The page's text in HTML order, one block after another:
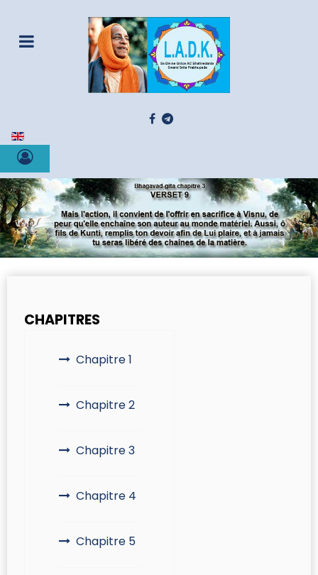
Sélectionnez votre langue
CHAPITRES
Chapitre 1
Chapitre 2
Chapitre 3
Chapitre 4
Chapitre 5